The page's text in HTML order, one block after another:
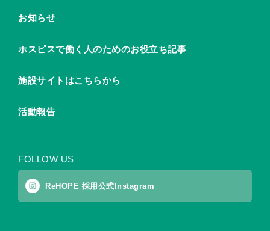
お知らせ
ホスピスで働く人のためのお役立ち記事
施設サイトはこちらから
活動報告
FOLLOW US
ReHOPE 採用公式Instagram